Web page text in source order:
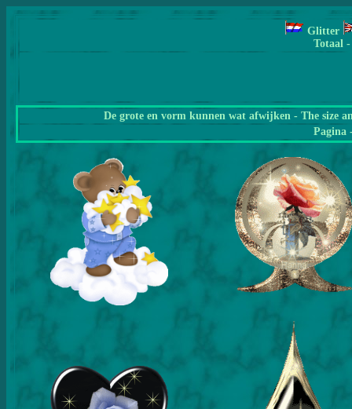
Glitter
Totaal -
De grote en vorm kunnen wat afwijken - The size
Pagina